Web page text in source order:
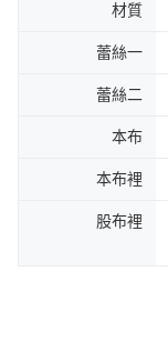
材質
蕾絲一
蕾絲二
本布
本布裡
股布裡